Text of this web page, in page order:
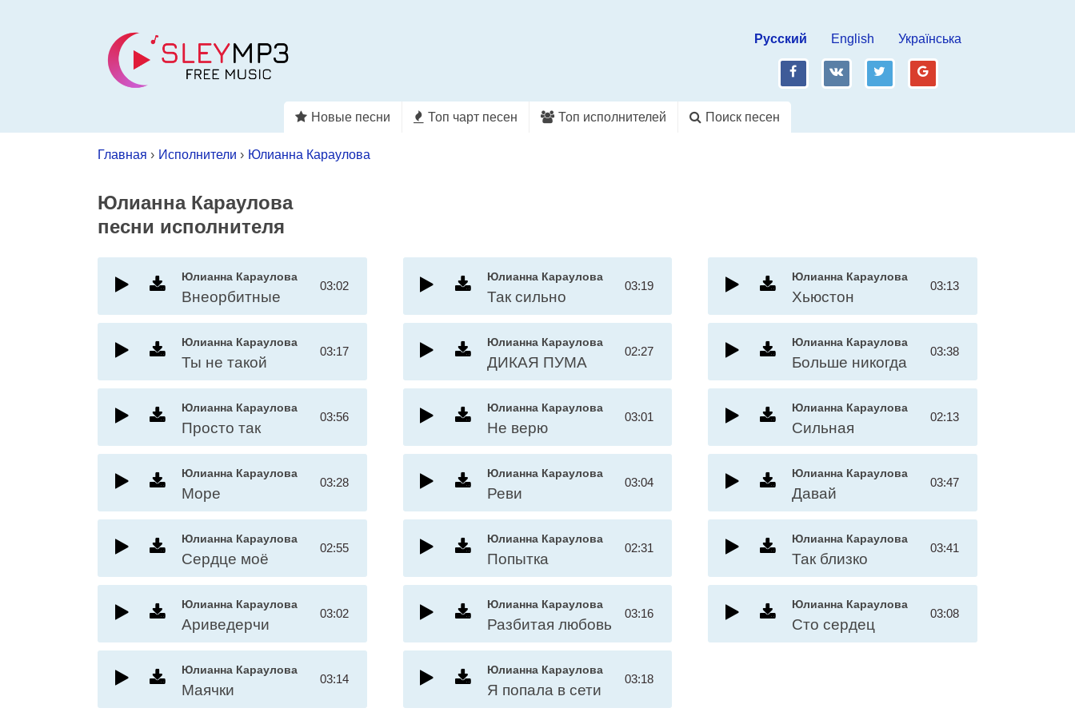
Русский English Українська
fb vk tw gp
Новые песни Топ чарт песен Топ исполнителей Поиск песен
Главная › Исполнители › Юлианна Караулова
Юлианна Караулова
песни исполнителя
Юлианна Караулова
Внеорбитные
03:02
Юлианна Караулова
Ты не такой
03:17
Юлианна Караулова
Просто так
03:56
Юлианна Караулова
Море
03:28
Юлианна Караулова
Сердце моё
02:55
Юлианна Караулова
Ариведерчи
03:02
Юлианна Караулова
Маячки
03:14
Юлианна Караулова
Так сильно
03:19
Юлианна Караулова
ДИКАЯ ПУМА
02:27
Юлианна Караулова
Не верю
03:01
Юлианна Караулова
Реви
03:04
Юлианна Караулова
Попытка
02:31
Юлианна Караулова
Разбитая любовь
03:16
Юлианна Караулова
Я попала в сети
03:18
Юлианна Караулова
Хьюстон
03:13
Юлианна Караулова
Больше никогда
03:38
Юлианна Караулова
Сильная
02:13
Юлианна Караулова
Давай
03:47
Юлианна Караулова
Так близко
03:41
Юлианна Караулова
Сто сердец
03:08